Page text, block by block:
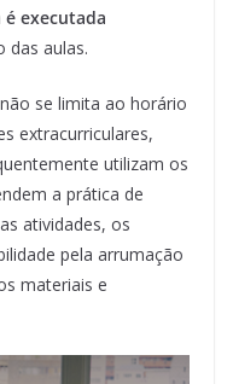
é executada
das aulas.
se limita ao horário
extracurriculares,
utilizam os
a prática de
atividades, os
pela arrumação
materiais e